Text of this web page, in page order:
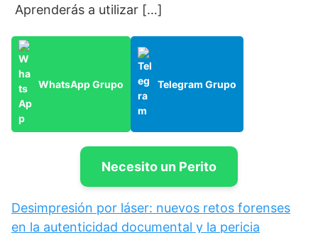
Aprenderás a utilizar […]
WhatsApp Grupo Telegram Grupo
Necesito un Perito
Desimpresión por láser: nuevos retos forenses
en la autenticidad documental y la pericia